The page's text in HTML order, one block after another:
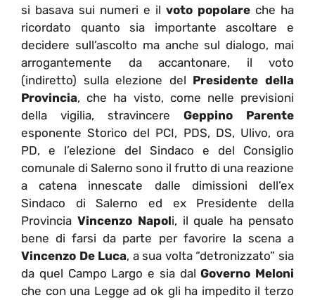
si basava sui numeri e il voto popolare che ha
ricordato quanto sia importante ascoltare e
decidere sull’ascolto ma anche sul dialogo, mai
arrogantemente da accantonare, il voto
(indiretto) sulla elezione del Presidente della
Provincia, che ha visto, come nelle previsioni
della vigilia, stravincere Geppino Parente
esponente Storico del PCI, PDS, DS, Ulivo, ora
PD, e l’elezione del Sindaco e del Consiglio
comunale di Salerno sono il frutto di una reazione
a catena innescate dalle dimissioni dell’ex
Sindaco di Salerno ed ex Presidente della
Provincia Vincenzo Napoli, il quale ha pensato
bene di farsi da parte per favorire la scena a
Vincenzo De Luca, a sua volta “detronizzato” sia
da quel Campo Largo e sia dalGoverno Meloni
che con una Legge ad ok gli ha impedito il terzo